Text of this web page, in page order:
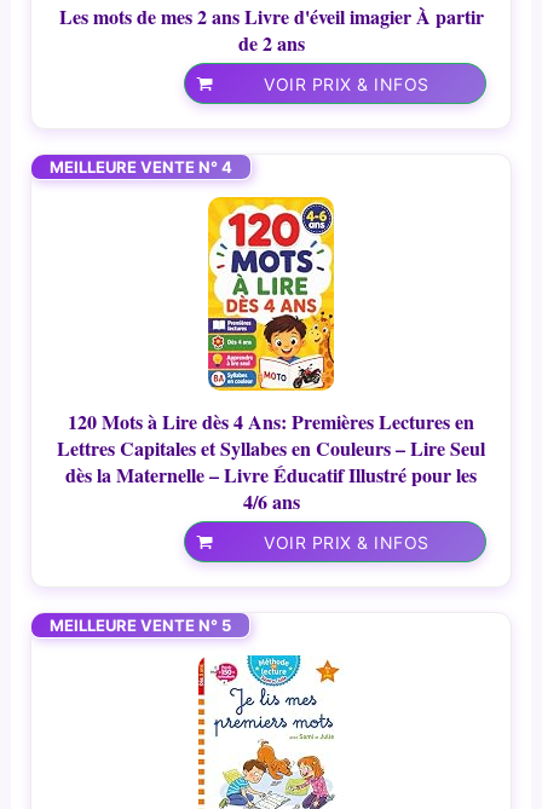
Les mots de mes 2 ans Livre d'éveil imagier À partir
de 2 ans
VOIR PRIX & INFOS
MEILLEURE VENTE N° 4
120 Mots à Lire dès 4 Ans: Premières Lectures en
Lettres Capitales et Syllabes en Couleurs – Lire Seul
dès la Maternelle – Livre Éducatif Illustré pour les
4/6 ans
VOIR PRIX & INFOS
MEILLEURE VENTE N° 5